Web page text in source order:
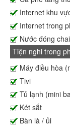
Internet khu
Internet trong
Nước đóng
Tiện nghi trong
Máy điều hòa
Tivi
Tủ lạnh (mini
Két sắt
Bàn là / ủi